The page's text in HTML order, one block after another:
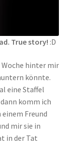
True story! :D
Woche hinter mir
könnte.
eine Staffel
komm ich
Freund
mir sie in
in der Tat